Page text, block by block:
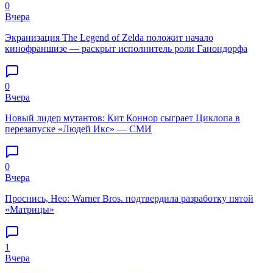
0
Вчера
Экранизация The Legend of Zelda положит начало
кинофраншизе — раскрыт исполнитель роли Ганондорфа
0
Вчера
Новый лидер мутантов: Кит Коннор сыграет Циклопа в
перезапуске «Людей Икс» — СМИ
0
Вчера
Проснись, Нео: Warner Bros. подтвердила разработку пятой
«Матрицы»
1
Вчера